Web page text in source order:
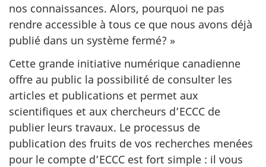
nos connaissances. Alors, pourquoi ne pas
rendre accessible à tous ce que nous avons déjà
publié dans un système fermé? »
Cette grande initiative numérique canadienne
offre au public la possibilité de consulter les
articles et publications et permet aux
scientifiques et aux chercheurs d’ECCC de
publier leurs travaux. Le processus de
publication des fruits de vos recherches menées
pour le compte d’ECCC est fort simple : il vous